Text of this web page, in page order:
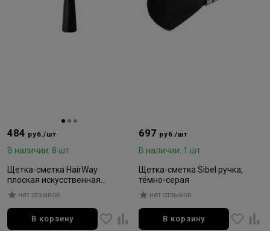
484 руб./шт
В наличии: 8 шт
Щетка-сметка HairWay
плоская искусственная
щетина, черная
нет отзывов
В корзину
697 руб./шт
В наличии: 1 шт
Щетка-сметка Sibel ручка,
тёмно-серая
нет отзывов
В корзину